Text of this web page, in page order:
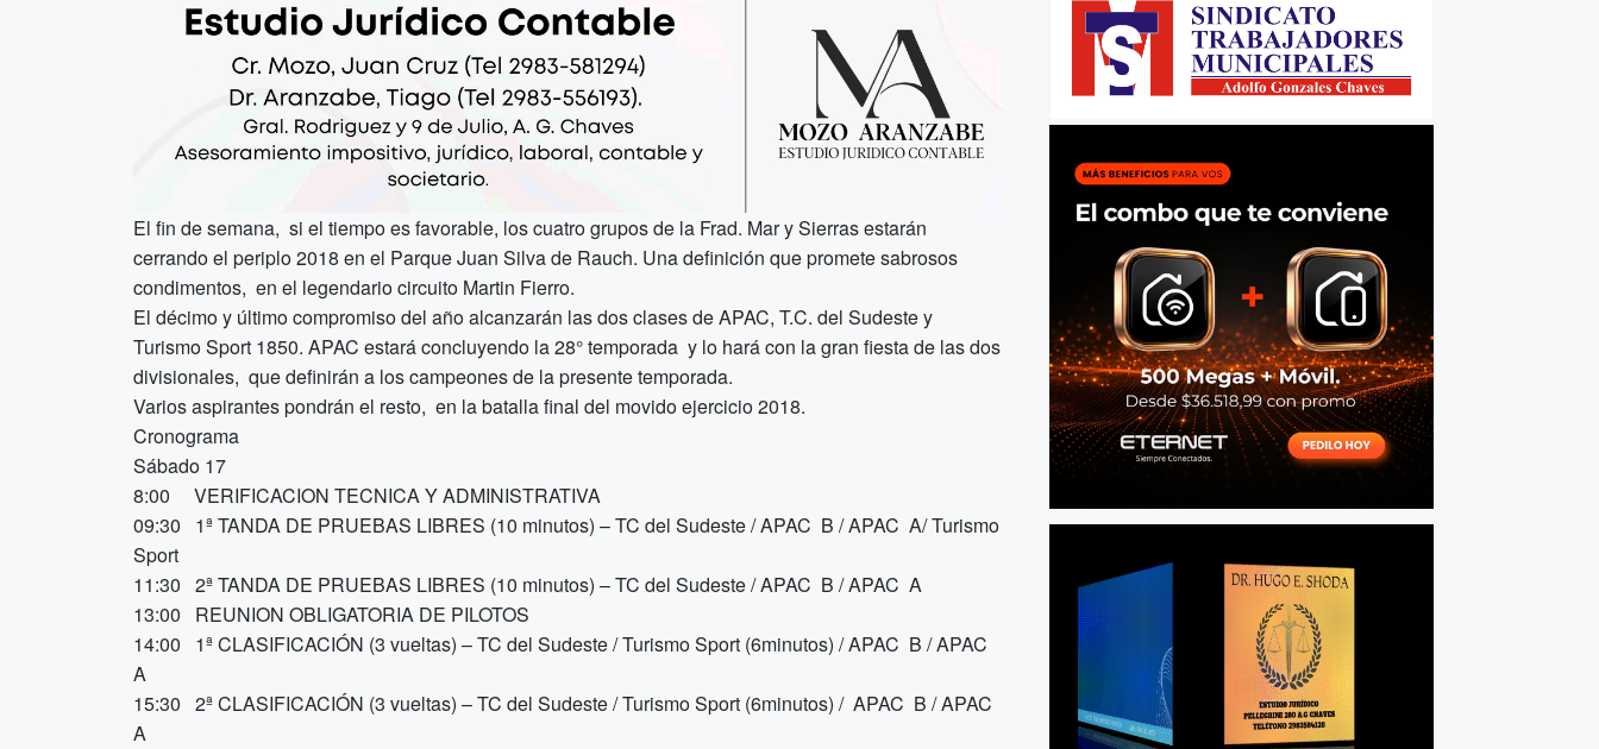
El fin de semana, si el tiempo es favorable, los cuatro grupos de la Frad. Mar y Sierras estarán
cerrando el periplo 2018 en el Parque Juan Silva de Rauch. Una definición que promete sabrosos
condimentos, en el legendario circuito Martin Fierro.
El décimo y último compromiso del año alcanzarán las dos clases de APAC, T.C. del Sudeste y
Turismo Sport 1850. APAC estará concluyendo la 28° temporada y lo hará con la gran fiesta de las dos
divisionales, que definirán a los campeones de la presente temporada.
Varios aspirantes pondrán el resto, en la batalla final del movido ejercicio 2018.
Cronograma
Sábado 17
8:00 VERIFICACION TECNICA Y ADMINISTRATIVA
09:30 1ª TANDA DE PRUEBAS LIBRES (10 minutos) – TC del Sudeste / APAC B / APAC A/ Turismo
Sport
11:30 2ª TANDA DE PRUEBAS LIBRES (10 minutos) – TC del Sudeste / APAC B / APAC A
13:00 REUNION OBLIGATORIA DE PILOTOS
14:00 1ª CLASIFICACIÓN (3 vueltas) – TC del Sudeste / Turismo Sport (6minutos) / APAC B / APAC
A
15:30 2ª CLASIFICACIÓN (3 vueltas) – TC del Sudeste / Turismo Sport (6minutos) / APAC B / APAC
A